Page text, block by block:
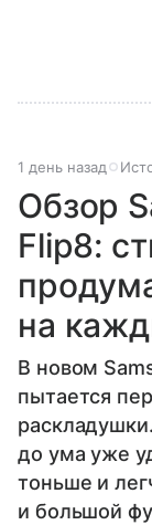
1 день назад
Обзор
Flip8:
на
В новом
пытается
до ума уже
тоньше и
и большой